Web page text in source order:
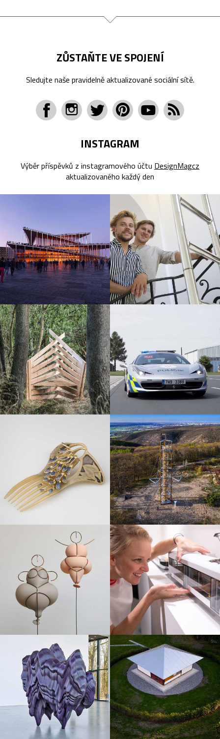
ZŮSTAŇTE VE SPOJENÍ
Sledujte naše pravidelně aktualizované sociální sítě.
INSTAGRAM
Výběr příspěvků z instagramového účtu DesignMagcz
aktualizovaného každý den